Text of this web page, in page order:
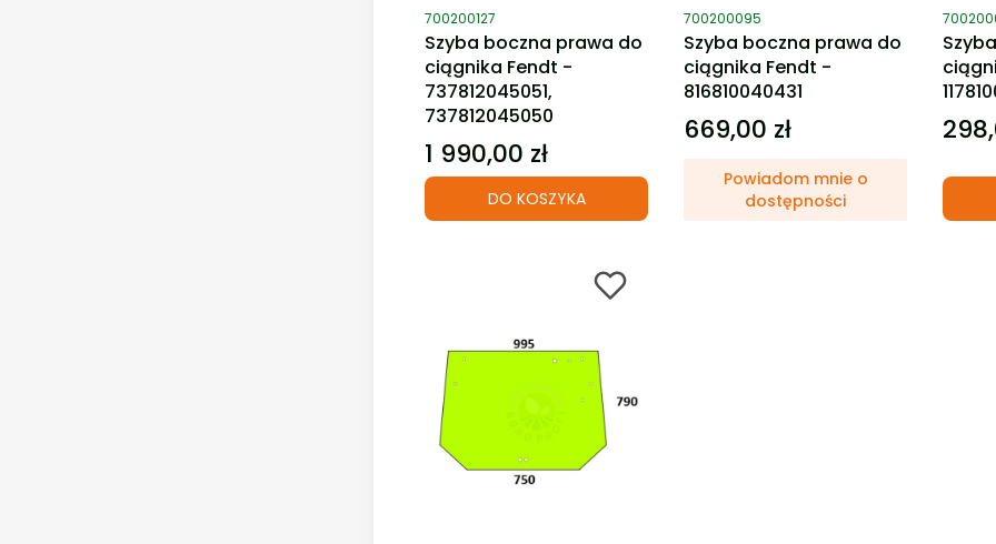
Kod produktu
700200127
Szyba boczna prawa do
ciągnika Fendt -
737812045051,
737812045050
Cena
1 990,00 zł
DO KOSZYKA
Kod produktu
700200095
Szyba boczna prawa do
ciągnika Fendt -
816810040431
Cena
669,00 zł
Powiadom mnie o
dostępności
Kod
Cena